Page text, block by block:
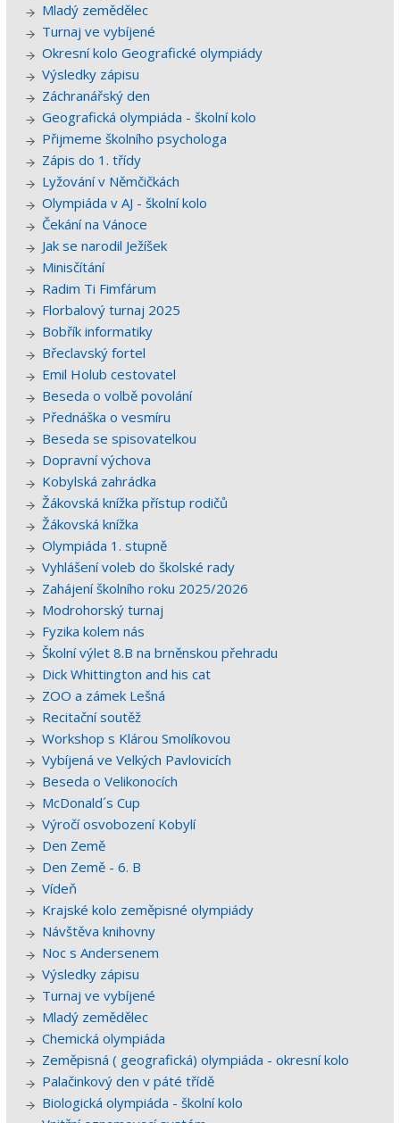
Mladý zemědělec
Turnaj ve vybíjené
Okresní kolo Geografické olympiády
Výsledky zápisu
Záchranářský den
Geografická olympiáda - školní kolo
Přijmeme školního psychologa
Zápis do 1. třídy
Lyžování v Němčičkách
Olympiáda v AJ - školní kolo
Čekání na Vánoce
Jak se narodil Ježíšek
Minisčítání
Radim Ti Fimfárum
Florbalový turnaj 2025
Bobřík informatiky
Břeclavský fortel
Emil Holub cestovatel
Beseda o volbě povolání
Přednáška o vesmíru
Beseda se spisovatelkou
Dopravní výchova
Kobylská zahrádka
Žákovská knížka přístup rodičů
Žákovská knížka
Olympiáda 1. stupně
Vyhlášení voleb do školské rady
Zahájení školního roku 2025/2026
Modrohorský turnaj
Fyzika kolem nás
Školní výlet 8.B na brněnskou přehradu
Dick Whittington and his cat
ZOO a zámek Lešná
Recitační soutěž
Workshop s Klárou Smolíkovou
Vybíjená ve Velkých Pavlovicích
Beseda o Velikonocích
McDonald´s Cup
Výročí osvobození Kobylí
Den Země
Den Země - 6. B
Vídeň
Krajské kolo zeměpisné olympiády
Návštěva knihovny
Noc s Andersenem
Výsledky zápisu
Turnaj ve vybíjené
Mladý zemědělec
Chemická olympiáda
Zeměpisná ( geografická) olympiáda - okresní kolo
Palačinkový den v páté třídě
Biologická olympiáda - školní kolo